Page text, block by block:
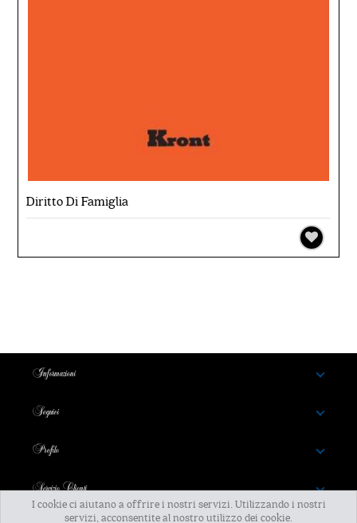
Diritto Di Famiglia
Informazioni
Seguici
Profilo
Servizio Clienti
I cookie ci aiutano a offrire i nostri servizi. Utilizzando i nostri
servizi, acconsentite al nostro utilizzo dei cookie.